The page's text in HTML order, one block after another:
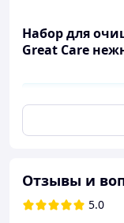
Набор для
Great Care
Состав набора:
Нежное
Отзывы и
5.0